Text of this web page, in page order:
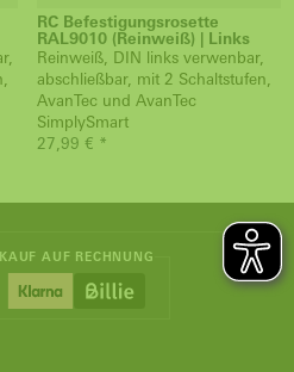
RC Befestigungsrosette
RAL9010 (Reinweiß) | Links
Reinweiß, DIN links verwenbar,
abschließbar, mit 2 Schaltstufen,
AvanTec und AvanTec
SimplySmart
27,99 € *
KAUF AUF RECHNUNG